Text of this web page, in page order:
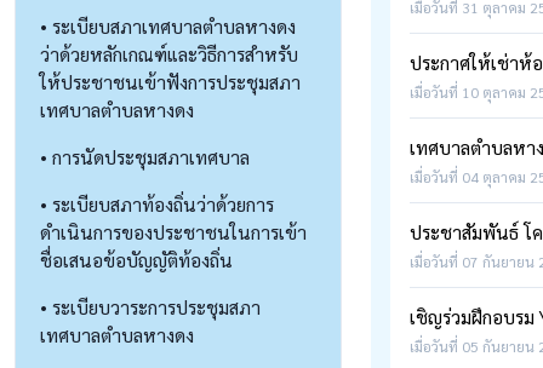
• ระเบียบสภาเทศบาลตำบลหางดง
ว่าด้วยหลักเกณฑ์และวิธีการสำหรับ
ให้ประชาชนเข้าฟังการประชุมสภา
เทศบาลตำบลหางดง
• การนัดประชุมสภาเทศบาล
• ระเบียบสภาท้องถิ่นว่าด้วยการ
ดำเนินการของประชาชนในการเข้า
ชื่อเสนอข้อบัญญัติท้องถิ่น
• ระเบียบวาระการประชุมสภา
เทศบาลตำบลหางดง
เมื่อวันที่ 31 ตุลาคม
ประกาศให้เช่าห้
เมื่อวันที่ 10 ตุลาคม
เทศบาลตำบลหา
เมื่อวันที่ 04 ตุลาคม
ประชาสัมพันธ์ โ
เมื่อวันที่ 07 กันยายน
เชิญร่วมฝึกอบรม
เมื่อวันที่ 05 กันยายน